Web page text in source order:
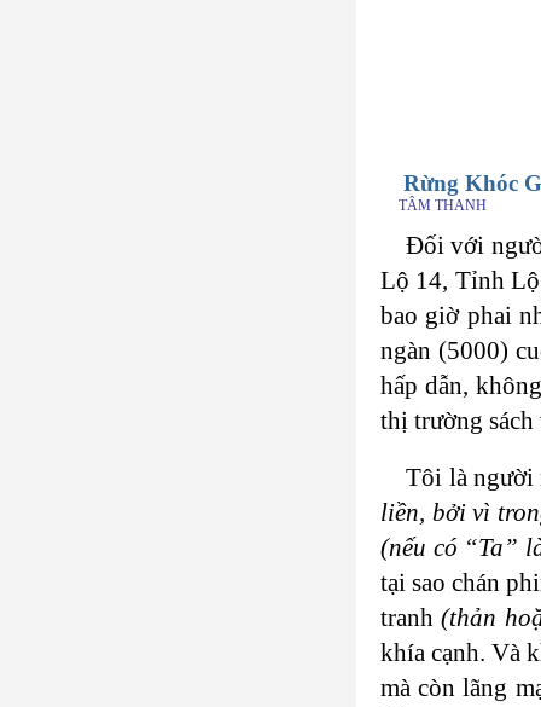
Rừng Khóc
TÂM THANH
Đối với
Lộ 14, Tỉnh
bao giờ phai
ngàn (5000)
hấp dẫn,
thị trường
Tôi là người
liền, bởi vì
(nếu có “Ta”
tại sao chán
tranh(thản
khía cạnh. Và
mà còn lãng